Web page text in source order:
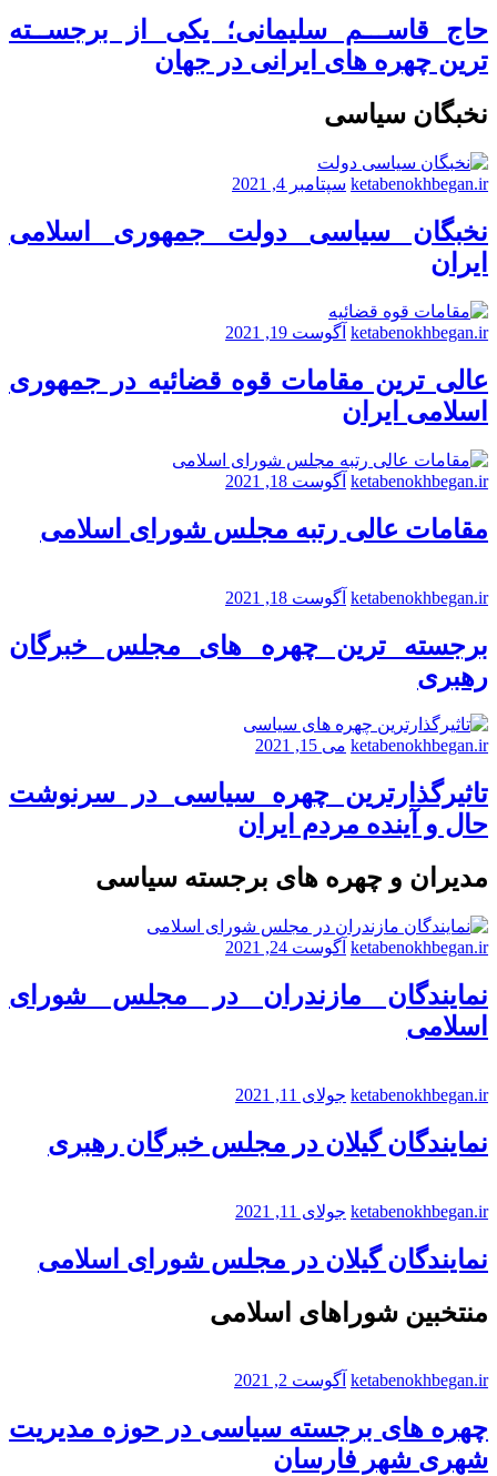
حاج قاســـم سلیمانی؛ یکی از برجســته
ترین چهره های ایرانی در جهان
نخبگان سیاسی
ketabenokhbegan.ir سپتامبر 4, 2021
نخبگان سیاسی دولت جمهوری اسلامی
ایران
ketabenokhbegan.ir آگوست 19, 2021
عالی ترین مقامات قوه قضائیه در جمهوری
اسلامی ایران
ketabenokhbegan.ir آگوست 18, 2021
مقامات عالی رتبه مجلس شورای اسلامی
ketabenokhbegan.ir آگوست 18, 2021
برجسته ترین چهره های مجلس خبرگان
رهبری
ketabenokhbegan.ir می 15, 2021
تاثیرگذارترین چهره سیاسی در سرنوشت
حال و آینده مردم ایران
مدیران و چهره های برجسته سیاسی
ketabenokhbegan.ir آگوست 24, 2021
نمایندگان مازندران در مجلس شورای
اسلامی
ketabenokhbegan.ir جولای 11, 2021
نمایندگان گیلان در مجلس خبرگان رهبری
ketabenokhbegan.ir جولای 11, 2021
نمایندگان گیلان در مجلس شورای اسلامی
منتخبین شوراهای اسلامی
ketabenokhbegan.ir آگوست 2, 2021
چهره های برجسته سیاسی در حوزه مدیریت
شهری شهر فارسان